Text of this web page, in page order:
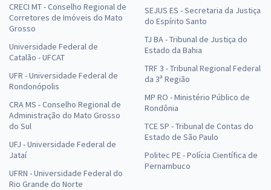
CRECI MT - Conselho Regional de
Corretores de Imóveis do Mato
Grosso
Universidade Federal de
Catalão - UFCAT
UFR - Universidade Federal de
Rondonópolis
CRA MS - Conselho Regional de
Administração do Mato Grosso
do Sul
UFJ - Universidade Federal de
Jataí
UFRN - Universidade Federal do
Rio Grande do Norte
SEJUS ES - Secretaria da Justiça
do Espírito Santo
TJ BA - Tribunal de Justiça do
Estado da Bahia
TRF 3 - Tribunal Regional Federal
da 3ª Região
MP RO - Ministério Público de
Rondônia
TCE SP - Tribunal de Contas do
Estado de São Paulo
Politec PE - Polícia Científica de
Pernambuco